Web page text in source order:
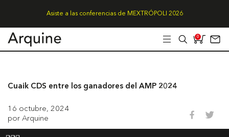
Asiste a las conferencias de MEXTRÓPOLI 2026
0
Cuaik CDS entre los ganadores del AMP 2024
16 octubre, 2024
por Arquine